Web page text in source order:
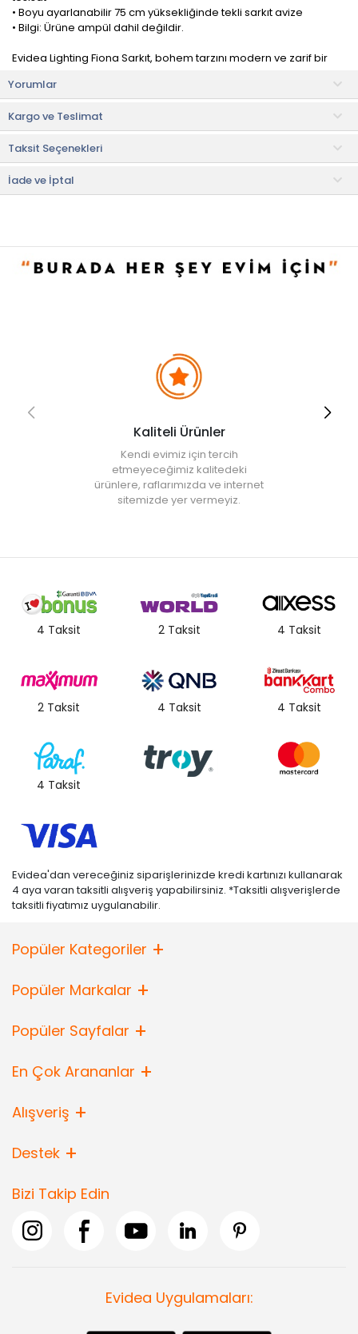
• Boyu ayarlanabilir 75 cm yüksekliğinde tekli sarkıt avize
• Bilgi: Ürüne ampül dahil değildir.
Evidea Lighting Fiona Sarkıt, bohem tarzını modern ve zarif bir
tasarımı ve dikkat çekici detaylarıyla iç mekanlarınıza sıcaklık ve
karakter katmayı hedefler.
Ürünün dikkat çekici tasarımı, odak noktası oluşturmanıza
yardımcı olurken, kumaşın dokusu ve renkleri ise sıcak bir
ambiyans yaratmanızı sağlar.
Kullanım ve Bakım Bilgileri
Kurulum
Yorumlar
Kargo ve Teslimat
Taksit Seçenekleri
İade ve İptal
Kaliteli Ürünler
Kendi evimiz için tercih
etmeyeceğimiz kalitedeki
ürünlere, raflarımızda ve internet
sitemizde yer vermeyiz.
4 Taksit 2 Taksit 4 Taksit
2 Taksit 4 Taksit 4 Taksit
4 Taksit
Evidea'dan vereceğiniz siparişlerinizde kredi kartınızı kullanarak
4 aya varan taksitli alışveriş yapabilirsiniz. *Taksitli alışverişlerde
taksitli fiyatımız uygulanabilir.
Popüler Kategoriler
Popüler Markalar
Popüler Sayfalar
En Çok Arananlar
Alışveriş
Destek
Bizi Takip Edin
Evidea Uygulamaları: